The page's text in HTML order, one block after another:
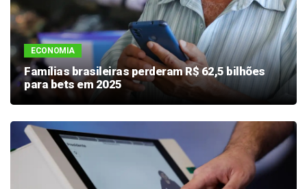
ECONOMIA
Famílias brasileiras perderam R$ 62,5 bilhões
para bets em 2025